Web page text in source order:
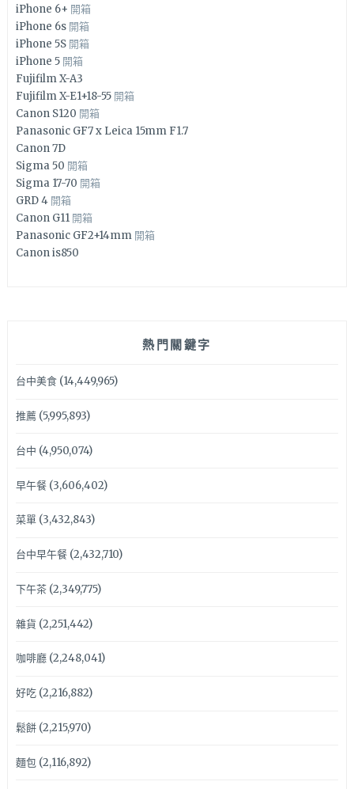
iPhone 6+ 開箱
iPhone 6s 開箱
iPhone 5S 開箱
iPhone 5 開箱
Fujifilm X-A3
Fujifilm X-E1+18-55 開箱
Canon S120 開箱
Panasonic GF7 x Leica 15mm F1.7
Canon 7D
Sigma 50 開箱
Sigma 17-70 開箱
GRD 4 開箱
Canon G11 開箱
Panasonic GF2+14mm 開箱
Canon is850
熱門關鍵字
台中美食(14,449,965)
推薦(5,995,893)
台中 (4,950,074)
早午餐(3,606,402)
菜單(3,432,843)
台中早午餐(2,432,710)
下午茶(2,349,775)
雜貨 (2,251,442)
咖啡廳(2,248,041)
好吃(2,216,882)
鬆餅(2,215,970)
麵包(2,116,892)